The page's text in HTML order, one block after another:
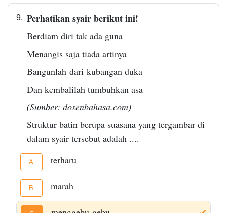
9. Perhatikan syair berikut ini!
Berdiam diri tak ada guna
Menangis saja tiada artinya
Bangunlah dari kubangan duka
Dan kembalilah tumbuhkan asa
(Sumber: dosenbahasa.com)
Struktur batin berupa suasana yang tergambar di
dalam syair tersebut adalah ....
A terharu
B marah